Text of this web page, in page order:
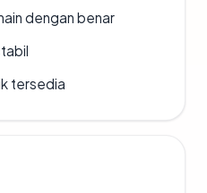
dengan benar
tersedia